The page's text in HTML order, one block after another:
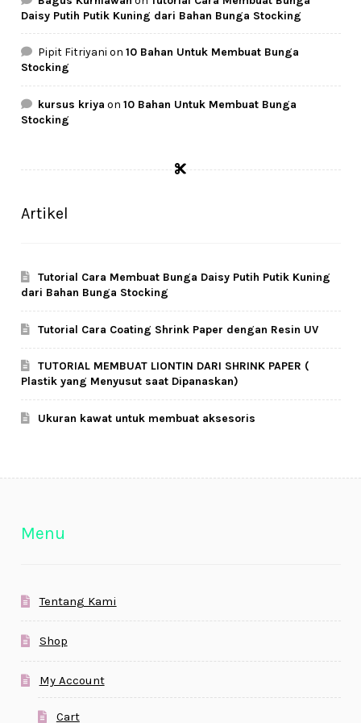
Daisy Putih Putik Kuning dari Bahan Bunga Stocking
Pipit Fitriyani on10 Bahan Untuk Membuat Bunga
Stocking
kursus kriya on10 Bahan Untuk Membuat Bunga
Stocking
Artikel
Tutorial Cara Membuat Bunga Daisy Putih Putik Kuning
dari Bahan Bunga Stocking
Tutorial Cara Coating Shrink Paper dengan Resin UV
TUTORIAL MEMBUAT LIONTIN DARI SHRINK PAPER (
Plastik yang Menyusut saat Dipanaskan)
Ukuran kawat untuk membuat aksesoris
Menu
Tentang Kami
Shop
My Account
Cart